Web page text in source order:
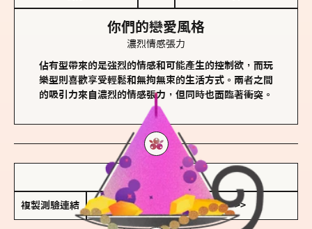
你們的戀愛風格
濃烈情感張力
佔有型帶來的是強烈的情感和可能產生的控制欲，而玩
樂型則喜歡享受輕鬆和無拘無束的生活方式。兩者之間
的吸引力來自濃烈的情感張力，但同時也面臨著衝突。
儲存我的結果圖
複製測驗連結 查看香氛類型全解析 >>>